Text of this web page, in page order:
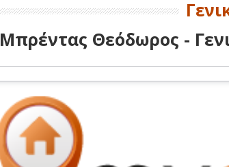
Μπρέντας Θεόδωρος -